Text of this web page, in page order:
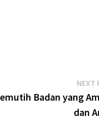
NEXT
Badan yang
dan